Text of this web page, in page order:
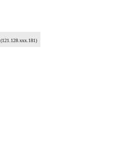
(121.128.xxx.181)